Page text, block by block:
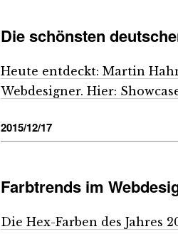
Die schönsten
Heute entdeckt: Martin
Webdesigner. Hier:
2015/12/17
Farbtrends im
Die Hex-Farben des Jahres